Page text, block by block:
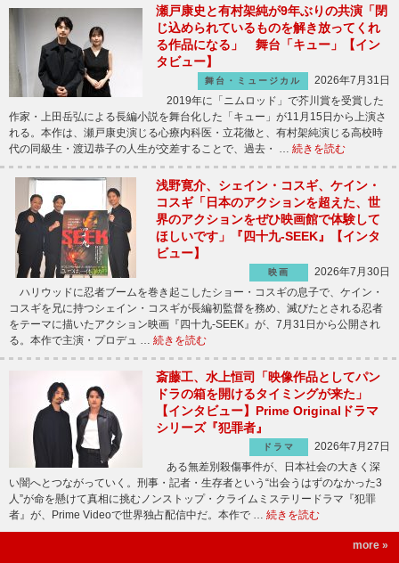
瀬戸康史と有村架純が9年ぶりの共演「閉
じ込められているものを解き放ってくれ
る作品になる」 舞台「キュー」【イン
タビュー】
舞台・ミュージカル
2026年7月31日
2019年に「ニムロッド」で芥川賞を受賞した
作家・上田岳弘による長編小説を舞台化した「キュー」が11月15日から上演さ
れる。本作は、瀬戸康史演じる心療内科医・立花徹と、有村架純演じる高校時
代の同級生・渡辺恭子の人生が交差することで、過去・ … 続きを読む
浅野寛介、シェイン・コスギ、ケイン・
コスギ「日本のアクションを超えた、世
界のアクションをぜひ映画館で体験して
ほしいです」『四十九-SEEK』【インタ
ビュー】
映画
2026年7月30日
ハリウッドに忍者ブームを巻き起こしたショー・コスギの息子で、ケイン・
コスギを兄に持つシェイン・コスギが長編初監督を務め、滅びたとされる忍者
をテーマに描いたアクション映画『四十九-SEEK』が、7月31日から公開され
る。本作で主演・プロデュ … 続きを読む
斎藤工、水上恒司「映像作品としてパン
ドラの箱を開けるタイミングが来た」
【インタビュー】Prime Originalドラマ
シリーズ『犯罪者』
ドラマ
2026年7月27日
ある無差別殺傷事件が、日本社会の大きく深
い闇へとつながっていく。刑事・記者・生存者という“出会うはずのなかった3
人”が命を懸けて真相に挑むノンストップ・クライムミステリードラマ『犯罪
者』が、Prime Videoで世界独占配信中だ。本作で … 続きを読む
more »